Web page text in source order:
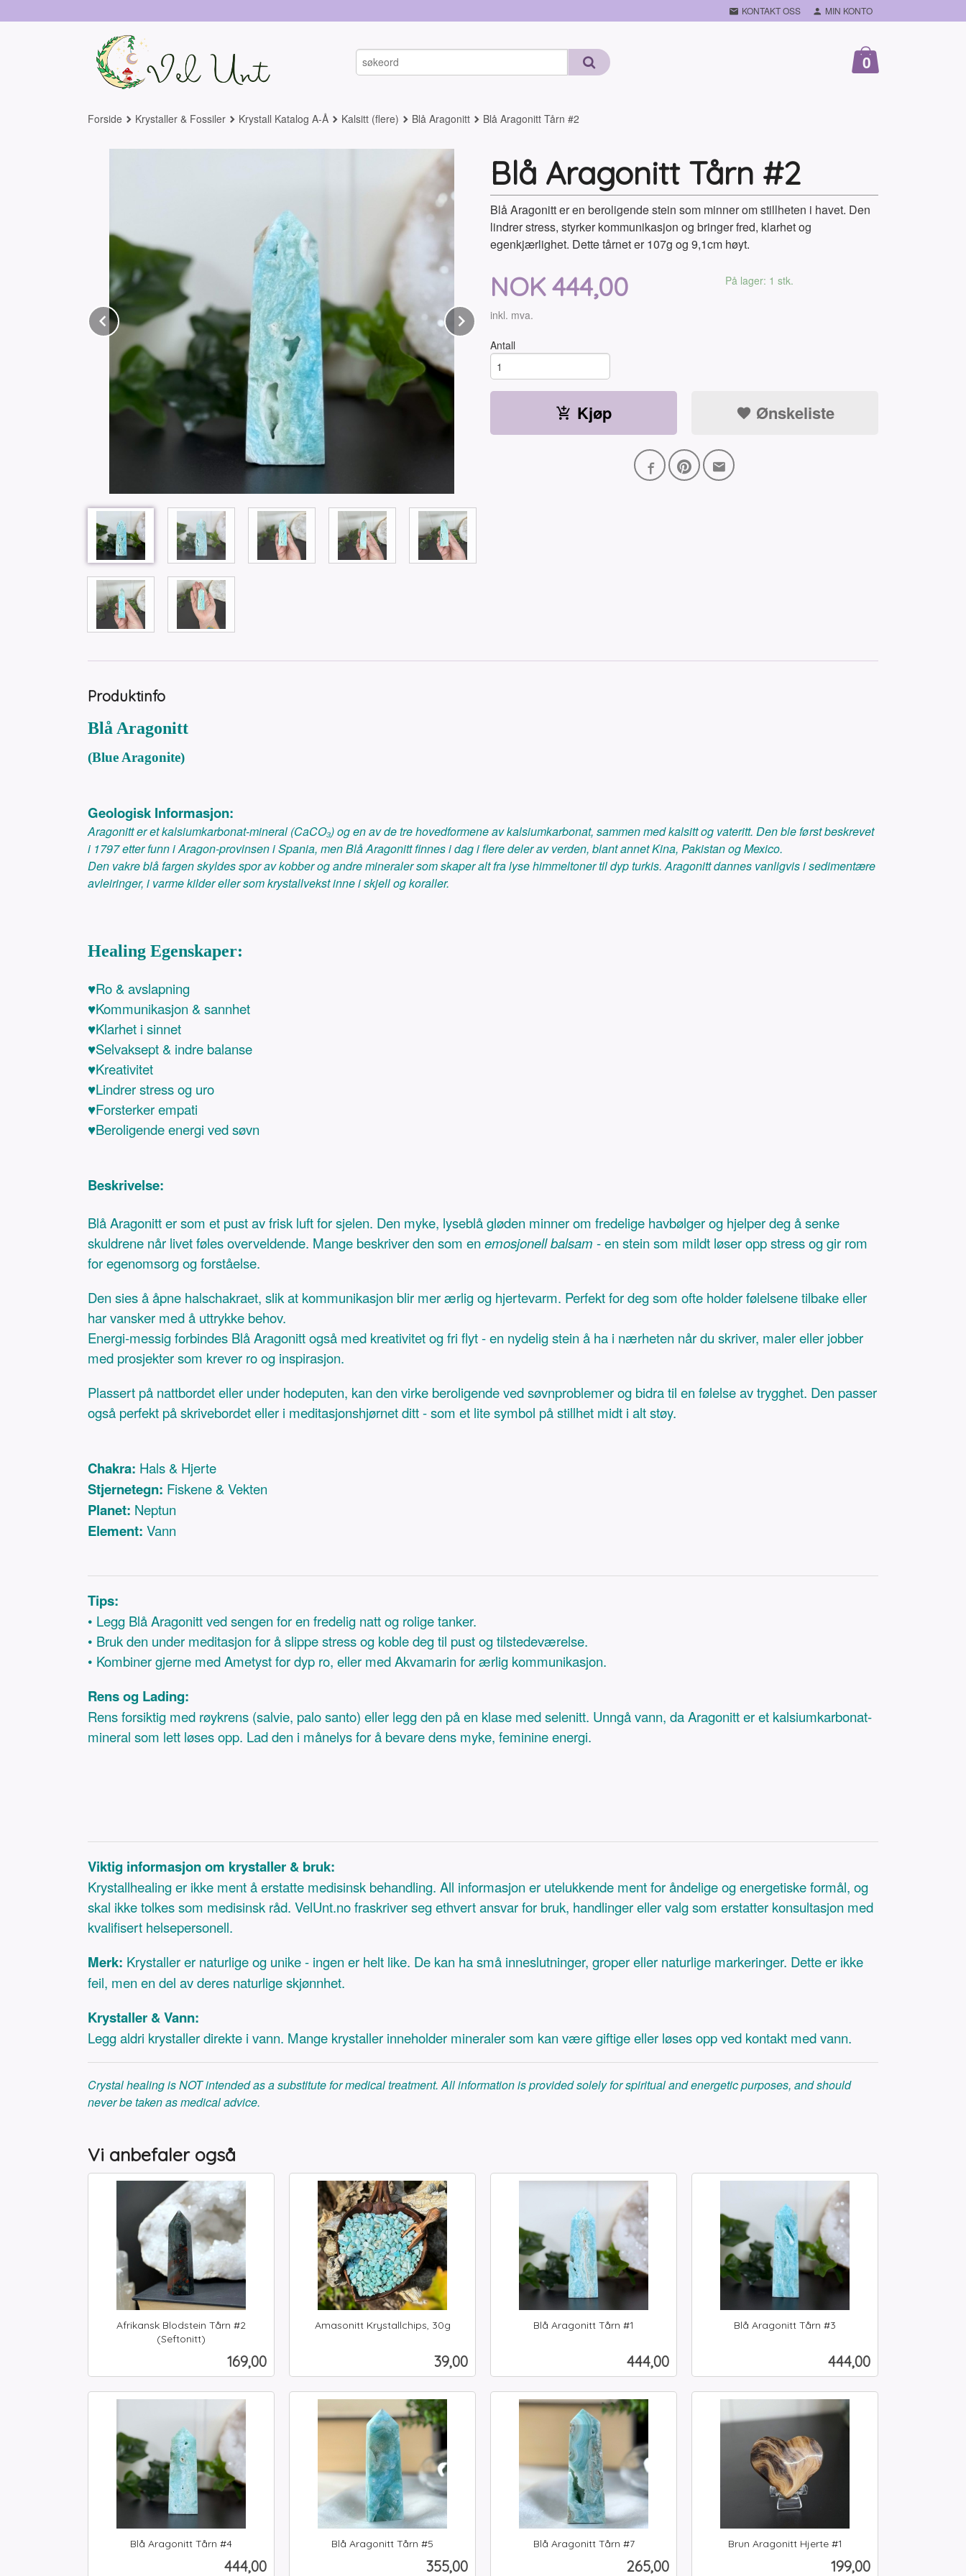
til
KONTAKT OSS MIN KONTO
0
Forside Krystaller & Fossiler Krystall Katalog A-Å Kalsitt (flere) Blå Aragonitt Blå Aragonitt Tårn #2
Prev Next
Blå Aragonitt Tårn #2
Blå Aragonitt er en beroligende stein som minner om stillheten i havet. Den
lindrer stress, styrker kommunikasjon og bringer fred, klarhet og
egenkjærlighet. Dette tårnet er 107g og 9,1cm høyt.
Pris
NOK444,00
inkl. mva.
På lager: 1 stk.
Antall
Kjøp Ønskeliste
Produktinfo
Blå Aragonitt
(Blue Aragonite)
Geologisk Informasjon:
Aragonitt er et kalsiumkarbonat-mineral (CaCO₃) og en av de tre hovedformene av kalsiumkarbonat, sammen med kalsitt og vateritt. Den ble først beskrevet
i 1797 etter funn i Aragon-provinsen i Spania, men Blå Aragonitt finnes i dag i flere deler av verden, blant annet Kina, Pakistan og Mexico.
Den vakre blå fargen skyldes spor av kobber og andre mineraler som skaper alt fra lyse himmeltoner til dyp turkis. Aragonitt dannes vanligvis i sedimentære
avleiringer, i varme kilder eller som krystallvekst inne i skjell og koraller.
Healing Egenskaper:
♥Ro & avslapning
♥Kommunikasjon & sannhet
♥Klarhet i sinnet
♥Selvaksept & indre balanse
♥Kreativitet
♥Lindrer stress og uro
♥Forsterker empati
♥Beroligende energi ved søvn
Beskrivelse:
Blå Aragonitt er som et pust av frisk luft for sjelen. Den myke, lyseblå gløden minner om fredelige havbølger og hjelper deg å senke
skuldrene når livet føles overveldende. Mange beskriver den som en emosjonell balsam - en stein som mildt løser opp stress og gir rom
for egenomsorg og forståelse.
Den sies å åpne halschakraet, slik at kommunikasjon blir mer ærlig og hjertevarm. Perfekt for deg som ofte holder følelsene tilbake eller
har vansker med å uttrykke behov.
Energi-messig forbindes Blå Aragonitt også med kreativitet og fri flyt - en nydelig stein å ha i nærheten når du skriver, maler eller jobber
med prosjekter som krever ro og inspirasjon.
Plassert på nattbordet eller under hodeputen, kan den virke beroligende ved søvnproblemer og bidra til en følelse av trygghet. Den passer
også perfekt på skrivebordet eller i meditasjonshjørnet ditt - som et lite symbol på stillhet midt i alt støy.
Chakra: Hals & Hjerte
Stjernetegn: Fiskene & Vekten
Planet: Neptun
Element: Vann
Tips:
• Legg Blå Aragonitt ved sengen for en fredelig natt og rolige tanker.
• Bruk den under meditasjon for å slippe stress og koble deg til pust og tilstedeværelse.
• Kombiner gjerne med Ametyst for dyp ro, eller med Akvamarin for ærlig kommunikasjon.
Rens og Lading:
Rens forsiktig med røykrens (salvie, palo santo) eller legg den på en klase med selenitt. Unngå vann, da Aragonitt er et kalsiumkarbonat-
mineral som lett løses opp. Lad den i månelys for å bevare dens myke, feminine energi.
Viktig informasjon om krystaller & bruk:
Krystallhealing er ikke ment å erstatte medisinsk behandling. All informasjon er utelukkende ment for åndelige og energetiske formål, og
skal ikke tolkes som medisinsk råd. VelUnt.no fraskriver seg ethvert ansvar for bruk, handlinger eller valg som erstatter konsultasjon med
kvalifisert helsepersonell.
Merk: Krystaller er naturlige og unike - ingen er helt like. De kan ha små inneslutninger, groper eller naturlige markeringer. Dette er ikke
feil, men en del av deres naturlige skjønnhet.
Krystaller & Vann:
Legg aldri krystaller direkte i vann. Mange krystaller inneholder mineraler som kan være giftige eller løses opp ved kontakt med vann.
Crystal healing is NOT intended as a substitute for medical treatment. All information is provided solely for spiritual and energetic purposes, and should
never be taken as medical advice.
Vi anbefaler også
Afrikansk Blodstein Tårn #2
(Seftonitt)
Pris
169,00
Amasonitt Krystallchips, 30g
Pris
39,00
Kjøp
Blå Aragonitt Tårn #1
Pris
444,00
Kjøp
Blå Aragonitt Tårn #3
Pris
444,00
Blå Aragonitt Tårn #4
Pris
444,00
Blå Aragonitt Tårn #5
Pris
355,00
Blå Aragonitt Tårn #7
Pris
265,00
Brun Aragonitt Hjerte #1
Pris
199,00